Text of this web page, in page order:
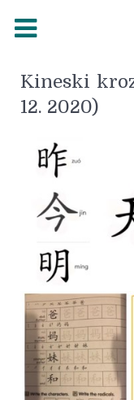
Kineski
12. 2020)